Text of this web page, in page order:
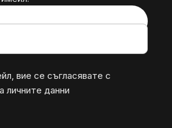
вие се съгласявате с
личните данни